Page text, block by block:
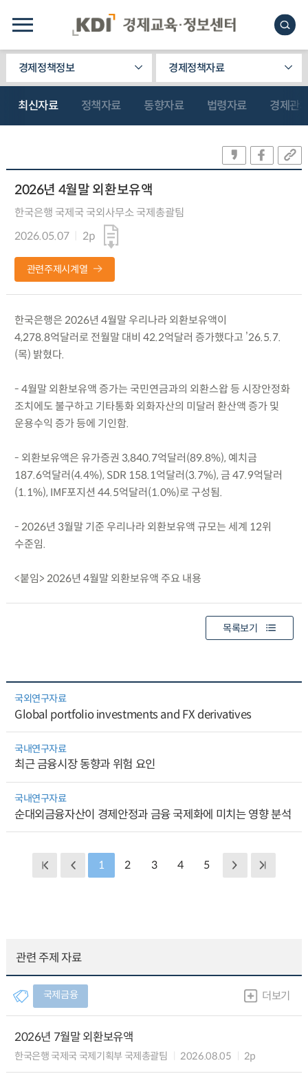
경제정책정보 경제정책자료
최신자료 정책자료 동향자료 법령자료 경제관
2026년 4월말 외환보유액
한국은행 국제국 국외사무소 국제총괄팀
2026.05.07
2p
관련주제시계열
한국은행은 2026년 4월말 우리나라 외환보유액이
4,278.8억달러로 전월말 대비 42.2억달러 증가했다고 ’26.5.7.
(목) 밝혔다.
- 4월말 외환보유액 증가는 국민연금과의 외환스왑 등 시장안정화
조치에도 불구하고 기타통화 외화자산의 미달러 환산액 증가 및
운용수익 증가 등에 기인함.
- 외환보유액은 유가증권 3,840.7억달러(89.8%), 예치금
187.6억달러(4.4%), SDR 158.1억달러(3.7%), 금 47.9억달러
(1.1%), IMF포지션 44.5억달러(1.0%)로 구성됨.
- 2026년 3월말 기준 우리나라 외환보유액 규모는 세계 12위
수준임.
<붙임> 2026년 4월말 외환보유액 주요 내용
목록보기
국외연구자료
Global portfolio investments and FX derivatives
국내연구자료
최근 금융시장 동향과 위험 요인
국내연구자료
순대외금융자산이 경제안정과 금융 국제화에 미치는 영향 분석
1 2 3 4 5
관련 주제 자료
국제금융 더보기
2026년 7월말 외환보유액
한국은행 국제국 국제기획부 국제총괄팀 2026.08.05 2p